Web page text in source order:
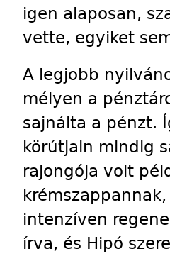
igen alaposan,
vette, egyiket
A legjobb
mélyen a
sajnálta a pénzt.
körútjain mindig
rajongója volt
intenzíven
írva, és Hipó